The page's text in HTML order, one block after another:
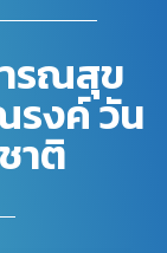
รณสุข
รงค์ วัน
าติ